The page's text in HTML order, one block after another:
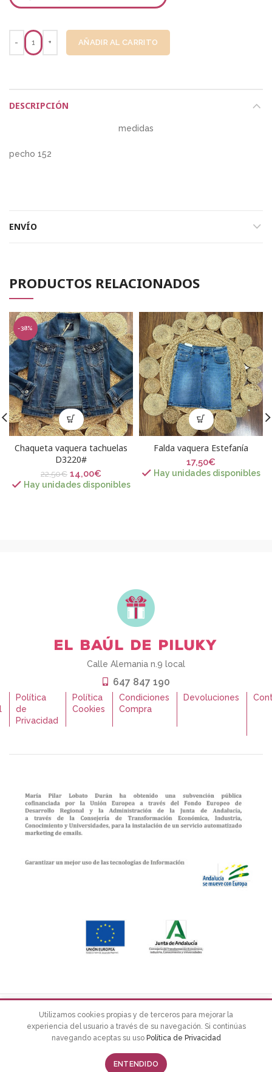
AÑADIR AL CARRITO
DESCRIPCIÓN
medidas
pecho 152
ENVÍO
PRODUCTOS RELACIONADOS
-38%
Chaqueta vaquera tachuelas
D3220#
22,50€ 14,00€
Hay unidades disponibles
Falda vaquera Estefanía
17,50€
Hay unidades disponibles
Calle Alemania n.9 local
647 847 190
Política
de
Privacidad
Política
Cookies
Condiciones
Compra
Devoluciones
EL BAÚL DE PILUKY 2022 Design byLa TribuEstudio
Utilizamos cookies propias y de terceros para mejorar la
experiencia del usuario a través de su navegación. Si continúas
navegando aceptas su uso Política de Privacidad
ENTENDIDO